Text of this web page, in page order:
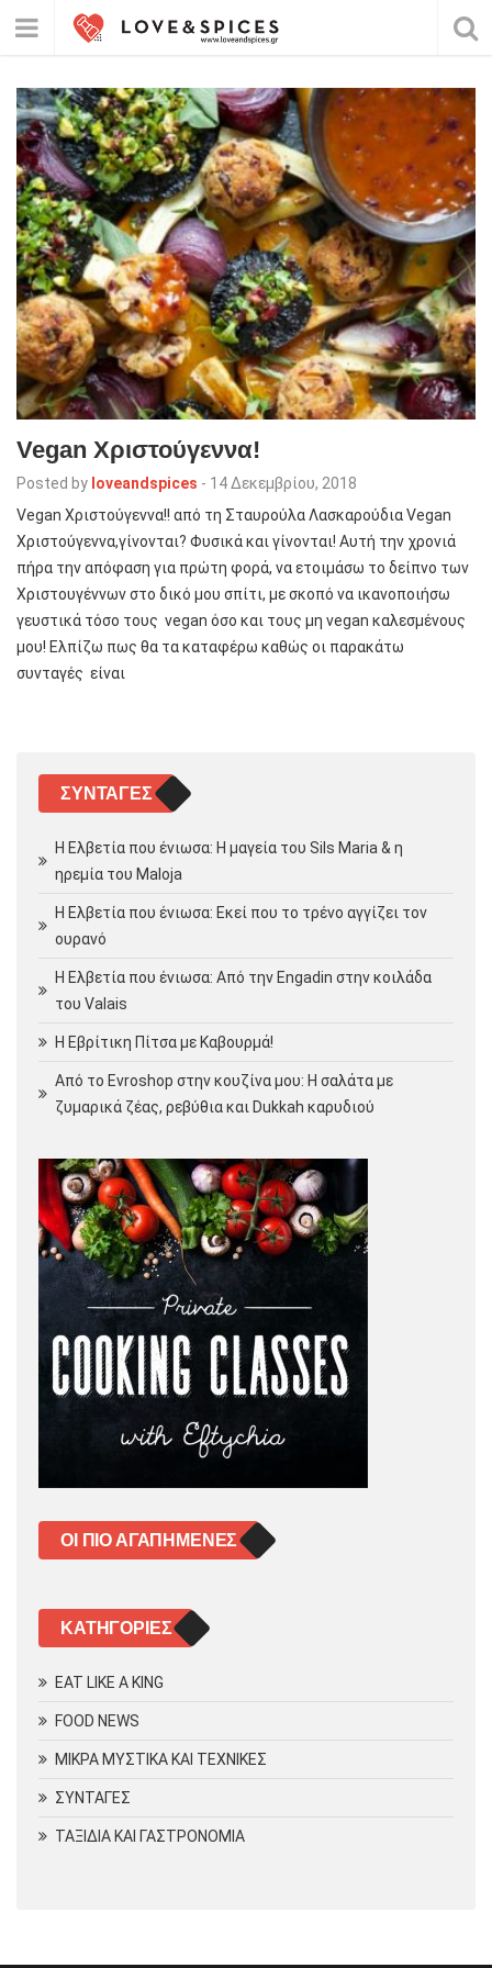
Vegan Xριστούγεννα!
Posted by loveandspices - 14 Δεκεμβρίου, 2018
Vegan Χριστούγεννα!! από τη Σταυρούλα Λασκαρούδια Vegan
Χριστούγεννα,γίνονται? Φυσικά και γίνονται! Αυτή την χρονιά
πήρα την απόφαση για πρώτη φορά, να ετοιμάσω το δείπνο των
Χριστουγέννων στο δικό μου σπίτι, με σκοπό να ικανοποιήσω
γευστικά τόσο τους vegan όσο και τους μη vegan καλεσμένους
μου! Ελπίζω πως θα τα καταφέρω καθώς οι παρακάτω
συνταγές είναι
ΣΥΝΤΑΓΈΣ
Η Ελβετία που ένιωσα: Η μαγεία του Sils Maria & η
ηρεμία του Maloja
Η Ελβετία που ένιωσα: Εκεί που το τρένο αγγίζει τον
ουρανό
Η Ελβετία που ένιωσα: Από την Engadin στην κοιλάδα
του Valais
Η Εβρίτικη Πίτσα με Καβουρμά!
Από το Evroshop στην κουζίνα μου: Η σαλάτα με
ζυμαρικά ζέας, ρεβύθια και Dukkah καρυδιού
ΟΙ ΠΙΟ ΑΓΑΠΗΜΈΝΕΣ
KΑΤΗΓΟΡΊΕΣ
EAT LIKE A KING
FOOD NEWS
ΜΙΚΡΑ ΜΥΣΤΙΚΑ ΚΑΙ ΤΕΧΝΙΚΕΣ
ΣΥΝΤΑΓΕΣ
ΤΑΞΙΔΙΑ ΚΑΙ ΓΑΣΤΡΟΝΟΜΙΑ